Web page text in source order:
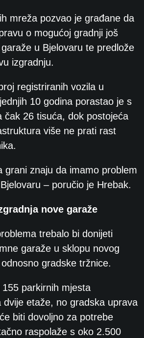
mreža pozvao je građane da
o mogućoj gradnji još
u Bjelovaru te predlože
izgradnju.
registriranih vozila u
10 godina porastao je s
čak 26 tisuća, dok postojeća
više ne prati rast
grani znaju da imamo problem
– poručio je Hrebak.
nove garaže
trebalo bi donijeti
garaže u sklopu novog
gradske tržnice.
parkirnih mjesta
dvije etaže, no gradska uprava
biti dovoljno za potrebe
raspolaže s oko 2.500